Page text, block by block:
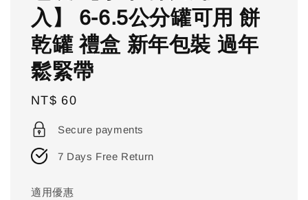
入】 6-6.5公分罐可用 餅
乾罐 禮盒 新年包裝 過年
鬆緊帶
Regular
price
NT$ 60
Secure payments
7 Days Free Return
適用優惠